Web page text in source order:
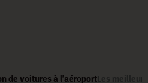
de voitures à l'aéroportLes